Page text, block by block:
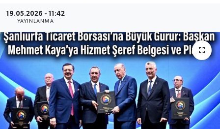
19.05.2026 - 11:42
YAYINLANMA